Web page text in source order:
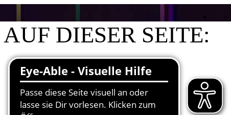
AUF DIESER SEITE:
Aktuelle Stifter
Vorteile für Förderer
Bewerbung für Studierende